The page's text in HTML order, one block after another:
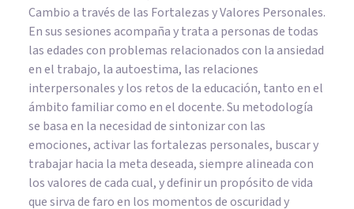
Cambio a través de las Fortalezas y Valores Personales.
En sus sesiones acompaña y trata a personas de todas
las edades con problemas relacionados con la ansiedad
en el trabajo, la autoestima, las relaciones
interpersonales y los retos de la educación, tanto en el
ámbito familiar como en el docente. Su metodología
se basa en la necesidad de sintonizar con las
emociones, activar las fortalezas personales, buscar y
trabajar hacia la meta deseada, siempre alineada con
los valores de cada cual, y definir un propósito de vida
que sirva de faro en los momentos de oscuridad y